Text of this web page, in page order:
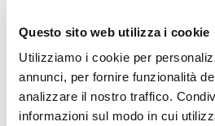
Questo sito web utilizza i cookie
Utilizziamo i cookie per
annunci, per fornire funzionalità
analizzare il nostro traffico.
informazioni sul modo in cui
TUDOR
BORBONE
BONAPARTE